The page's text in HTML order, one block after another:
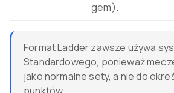
gem).
Format Ladder zawsze używa
Standardowego, ponieważ
jako normalne sety, a nie do